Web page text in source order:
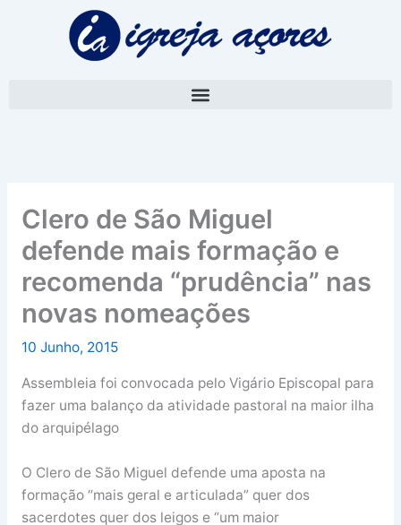
Clero de São Miguel
defende mais formação e
recomenda “prudência” nas
novas nomeações
10 Junho, 2015
Assembleia foi convocada pelo Vigário Episcopal para
fazer uma balanço da atividade pastoral na maior ilha
do arquipélago
O Clero de São Miguel defende uma aposta na
formação “mais geral e articulada” quer dos
sacerdotes quer dos leigos e “um maior